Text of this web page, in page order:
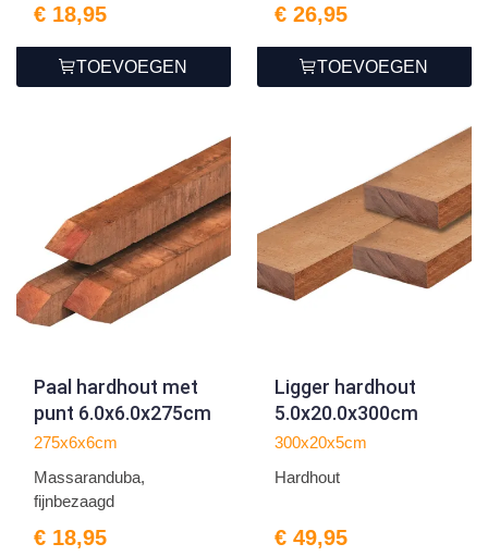
€ 18,95
TOEVOEGEN
€ 26,95
TOEVOEGEN
Paal hardhout met
punt 6.0x6.0x275cm
275x6x6cm
Massaranduba,
fijnbezaagd
€ 18,95
Ligger hardhout
5.0x20.0x300cm
300x20x5cm
Hardhout
€ 49,95